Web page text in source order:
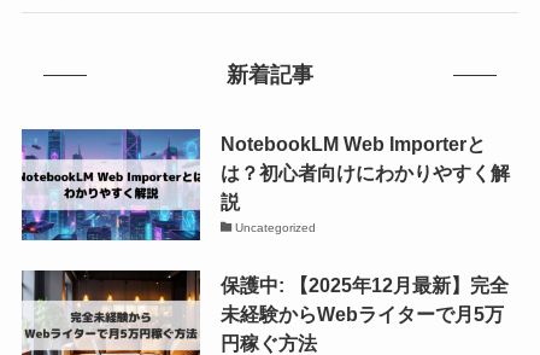
新着記事
NotebookLM Web Importerと
は？初心者向けにわかりやすく解
説
Uncategorized
保護中: 【2025年12月最新】完全
未経験からWebライターで月5万
円稼ぐ方法